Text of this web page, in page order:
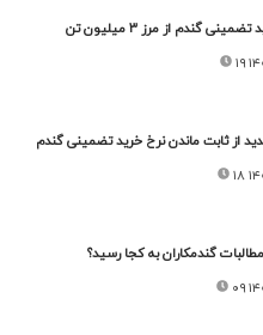
گندم از مرز ۳ میلیون تن
از ثابت ماندن نرخ خرید تضمینی گندم
گندمکاران به کجا رسید؟